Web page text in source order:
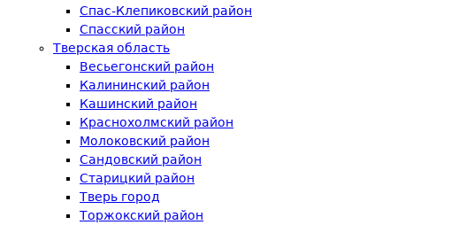
Спас-Клепиковский район
Спасский район
Тверская область
Весьегонский район
Калининский район
Кашинский район
Краснохолмский район
Молоковский район
Сандовский район
Старицкий район
Тверь город
Торжокский район